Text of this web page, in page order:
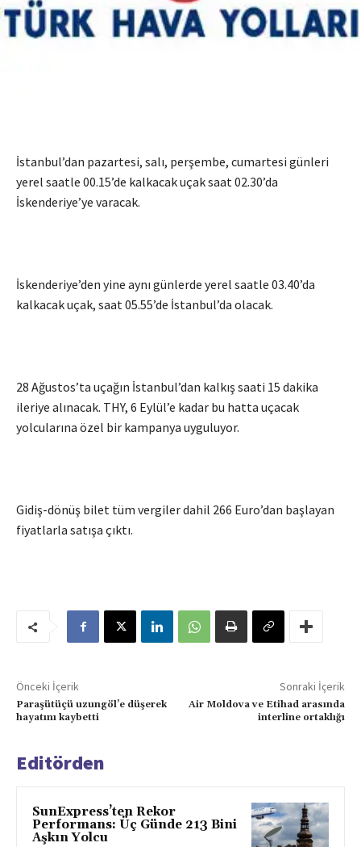
İstanbul’dan pazartesi, salı, perşembe, cumartesi günleri
yerel saatle 00.15’de kalkacak uçak saat 02.30’da
İskenderiye’ye varacak.
İskenderiye’den yine aynı günlerde yerel saatle 03.40’da
kalkacak uçak, saat 05.55’de İstanbul’da olacak.
28 Ağustos’ta uçağın İstanbul’dan kalkış saati 15 dakika
ileriye alınacak. THY, 6 Eylül’e kadar bu hatta uçacak
yolcularına özel bir kampanya uyguluyor.
Gidiş-dönüş bilet tüm vergiler dahil 266 Euro’dan başlayan
fiyatlarla satışa çıktı.
Önceki İçerik
Paraşütüçü uzungöl’e düşerek
hayatını kaybetti
Sonraki İçerik
Air Moldova ve Etihad arasında
interline ortaklığı
Editörden
SunExpress’ten Rekor
Performans: Üç Günde 213 Bini
Aşkın Yolcu